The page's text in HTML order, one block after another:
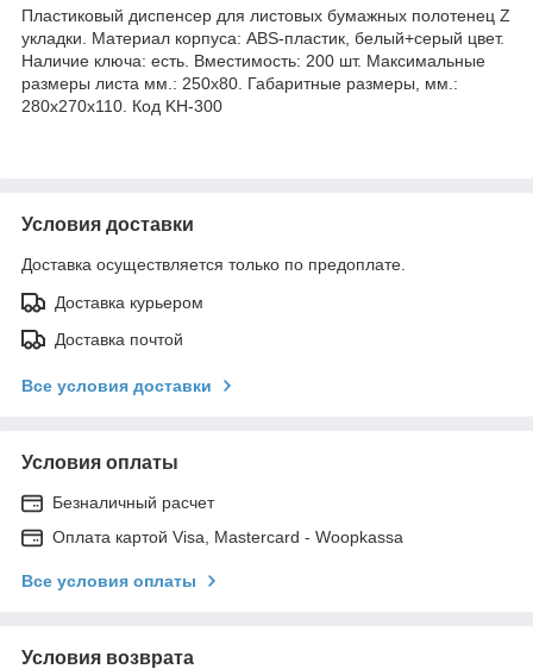
Пластиковый диспенсер для листовых бумажных полотенец Z
укладки. Материал корпуса: ABS-пластик, белый+серый цвет.
Наличие ключа: есть. Вместимость: 200 шт. Максимальные
размеры листа мм.: 250х80. Габаритные размеры, мм.:
280х270х110. Код KH-300
Условия доставки
Доставка осуществляется только по предоплате.
Доставка курьером
Доставка почтой
Все условия доставки
Условия оплаты
Безналичный расчет
Оплата картой Visa, Mastercard - Woopkassa
Все условия оплаты
Условия возврата